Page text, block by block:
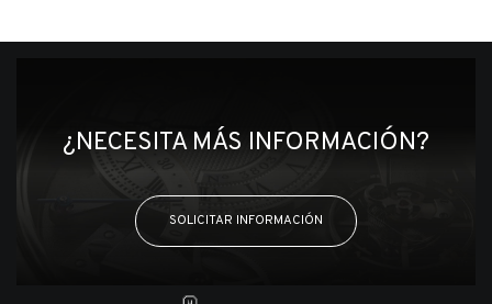
¿NECESITA MÁS INFORMACIÓN?
SOLICITAR INFORMACIÓN